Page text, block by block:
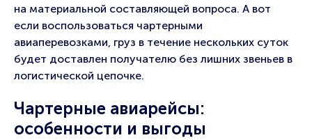
на материальной составляющей вопроса. А вот
если воспользоваться чартерными
авиаперевозками, груз в течение нескольких суток
будет доставлен получателю без лишних звеньев в
логистической цепочке.
Чартерные авиарейсы:
особенности и выгоды